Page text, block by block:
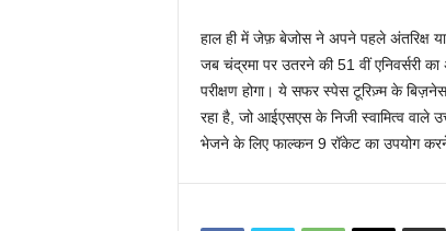
हाल ही में जेफ़ बेजोस ने अपने पहले अंतरिक्ष
जब चंद्रमा पर उतरने की 51 वीं एनिवर्सरी
परीक्षण होगा। ये सफर स्पेस टूरिज़्म के
रहा है, जो आईएसएस के निजी स्वामित्व वाले
भेजने के लिए फाल्कन 9 रॉकेट का उपयोग करने